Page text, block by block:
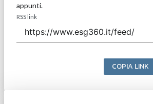
appunti.
RSS link
COPIA LINK